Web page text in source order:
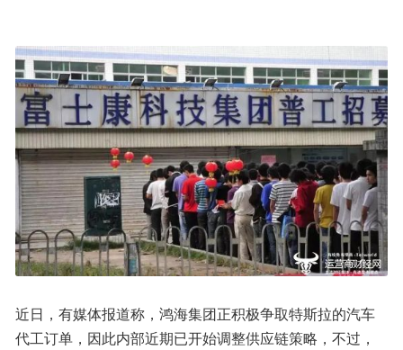
近日，有媒体报道称，鸿海集团正积极争取特斯拉的汽车
代工订单，因此内部近期已开始调整供应链策略，不过，